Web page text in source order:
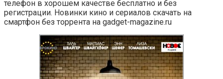
телефон в хорошем качестве бесплатно и без
регистрации. Новинки кино и сериалов скачать на
смартфон без торрента на gadget-magazine.ru